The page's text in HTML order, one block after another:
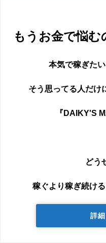
もうお金で悩む
本気で稼ぎた
そう思ってる人だけ
『DAIKY'S
どう
稼ぐより稼ぎ続け
詳